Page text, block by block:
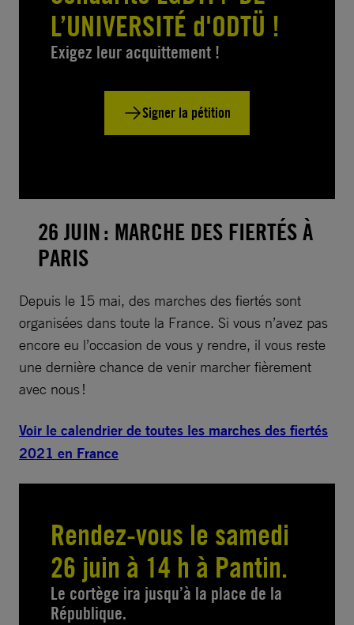
L’UNIVERSITÉ d'ODTÜ !
Exigez leur acquittement !
Signer la pétition
26 JUIN : MARCHE DES FIERTÉS À
PARIS
Depuis le 15 mai, des marches des fiertés sont
organisées dans toute la France. Si vous n’avez pas
encore eu l’occasion de vous y rendre, il vous reste
une dernière chance de venir marcher fièrement
avec nous !
Voir le calendrier de toutes les marches des fiertés
2021 en France
Rendez-vous le samedi
26 juin à 14 h à Pantin.
Le cortège ira jusqu’à la place de la
République.